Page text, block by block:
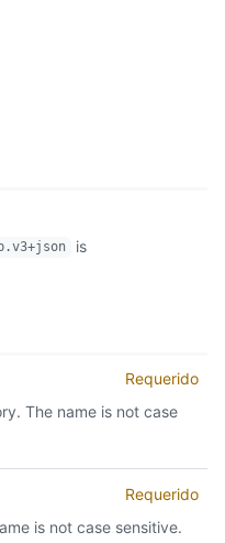
repos/octocat/Hello-
is
Requerido
The name is not case
Requerido
is not case sensitive.